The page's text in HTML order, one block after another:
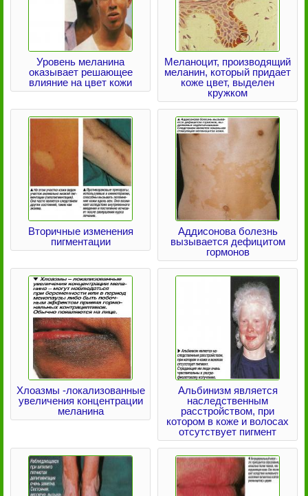
Уровень меланина
оказывает решающее
влияние на цвет кожи
Меланоцит, производящий
меланин, который придает
коже цвет, выделен
кружком
Вторичные изменения
пигментации
Аддисонова болезнь
вызывается дефицитом
гормонов
Хлоазмы -локализованные
увеличения концентрации
меланина
Альбинизм является
наследственным
расстройством, при
котором в коже и волосах
отсутствует пигмент